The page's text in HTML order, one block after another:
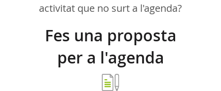
activitat que no surt a l'agenda?
Fes una proposta
per a l'agenda
d'activitats